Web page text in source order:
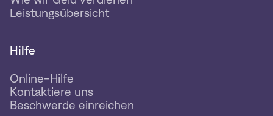
Leistungsübersicht
Hilfe
Online-Hilfe
Kontaktiere uns
Beschwerde einreichen